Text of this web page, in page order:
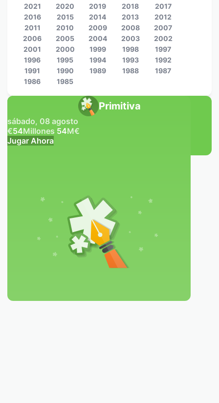
Primitiva
sábado, 08 agosto
€54Millones 54M€
Jugar Ahora
2021
2020 2019 2018
2017
2016
2015 2014 2013
2012
2011
2010 2009 2008
2007
2006
2005 2004 2003
2002
2001
2000 1999 1998
1997
1996
1995 1994 1993
1992
1991
1990 1989 1988
1987
1986
1985